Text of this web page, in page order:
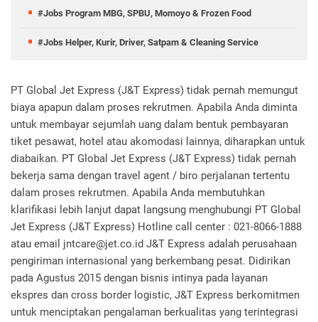
#Jobs Program MBG, SPBU, Momoyo & Frozen Food
#Jobs Helper, Kurir, Driver, Satpam & Cleaning Service
PT Global Jet Express (J&T Express) tidak pernah memungut
biaya apapun dalam proses rekrutmen. Apabila Anda diminta
untuk membayar sejumlah uang dalam bentuk pembayaran
tiket pesawat, hotel atau akomodasi lainnya, diharapkan untuk
diabaikan. PT Global Jet Express (J&T Express) tidak pernah
bekerja sama dengan travel agent / biro perjalanan tertentu
dalam proses rekrutmen. Apabila Anda membutuhkan
klarifikasi lebih lanjut dapat langsung menghubungi PT Global
Jet Express (J&T Express) Hotline call center : 021-8066-1888
atau email jntcare@jet.co.id J&T Express adalah perusahaan
pengiriman internasional yang berkembang pesat. Didirikan
pada Agustus 2015 dengan bisnis intinya pada layanan
ekspres dan cross border logistic, J&T Express berkomitmen
untuk menciptakan pengalaman berkualitas yang terintegrasi